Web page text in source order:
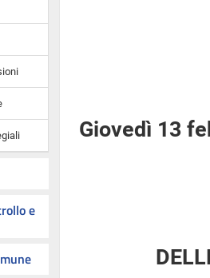
e
Giovedì 13